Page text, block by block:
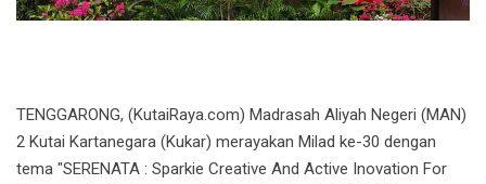
TENGGARONG, (KutaiRaya.com) Madrasah Aliyah Negeri (MAN)
2 Kutai Kartanegara (Kukar) merayakan Milad ke-30 dengan
tema "SERENATA : Sparkie Creative And Active Inovation For